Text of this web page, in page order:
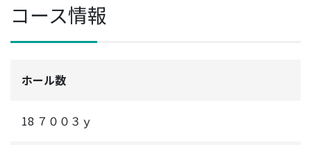
コース情報
ホール数
18 ７００３ｙ